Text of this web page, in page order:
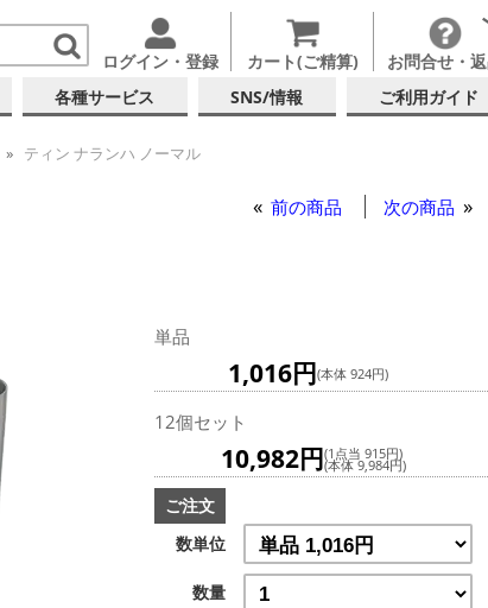
ログイン・登録 カート(ご精算) お問合せ・
各種サービス SNS/情報 ご利用ガイド
ティン ナランハ ノーマル
前の商品 次の商品
単品
1,016円(本体 924円)
12個セット
10,982円(1点当 915円)
(本体 9,984円)
ご注文
数単位
数量